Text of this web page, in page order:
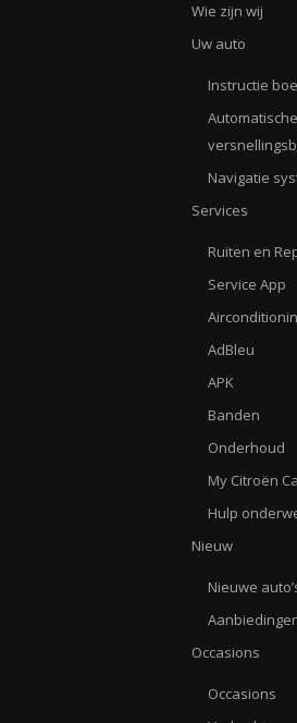
Wie zijn wij
Uw auto
Instructie
Automatische
Navigatie
Services
Ruiten en
Service App
AdBleu
APK
Banden
Onderhoud
My Citroën
Hulp
Nieuw
Nieuwe
Occasions
Occasions